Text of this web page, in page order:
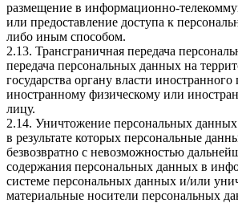
размещение в информационно-
или предоставление доступа к
либо иным способом.
2.13. Трансграничная передача
передача персональных данных на
государства органу власти иностранного
иностранному физическому или
лицу.
2.14. Уничтожение персональных
в результате которых персональные
безвозвратно с невозможностью
содержания персональных данных в
системе персональных данных и/или
материальные носители персональных